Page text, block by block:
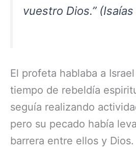
vuestro Dios.”
El profeta hablaba a
tiempo de rebeldía
seguía realizando
pero su pecado había
barrera entre ellos y Dios.